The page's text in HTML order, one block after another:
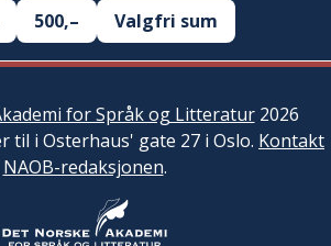
500,– Valgfri sum
for Språk og Litteratur2026
til i Osterhaus' gate 27 i Oslo. Kontakt
NAOB-redaksjonen.